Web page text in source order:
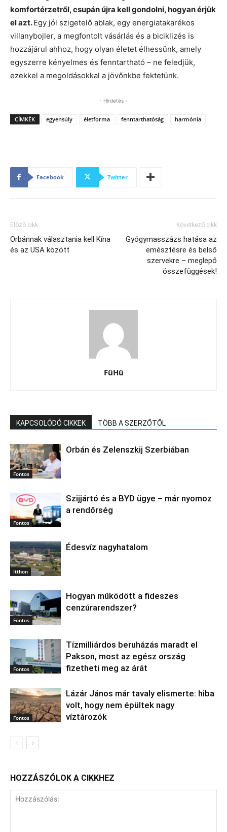
komfortérzetről, csupán újra kell gondolni, hogyan érjük
el azt.Egy jól szigetelő ablak, egy energiatakarékos
villanybojler, a megfontolt vásárlás és a biciklizés is
hozzájárul ahhoz, hogy olyan életet élhessünk, amely
egyszerre kényelmes és fenntartható – ne feledjük,
ezekkel a megoldásokkal a jövőnkbe fektetünk.
- Hirdetés -
CÍMKÉK egyensúly életforma fenntarthatóság harmónia
Facebook Twitter
Előző cikk
Orbánnak választania kell Kína
és az USA között
Következő cikk
Gyógymasszázs hatása az
emésztésre és belső
szervekre – meglepő
összefüggések!
FüHü
KAPCSOLÓDÓ CIKKEK TÖBB A SZERZŐTŐL
Fontos
Orbán és Zelenszkij Szerbiában
Fontos
Szijjártó és a BYD ügye – már nyomoz
a rendőrség
Itthon
Édesvíz nagyhatalom
Fontos
Hogyan működött a fideszes
cenzúrarendszer?
Fontos
Tízmilliárdos beruházás maradt el
Pakson, most az egész ország
fizetheti meg az árát
Fontos
Lázár János már tavaly elismerte: hiba
volt, hogy nem épültek nagy
víztározók
HOZZÁSZÓLOK A CIKKHEZ